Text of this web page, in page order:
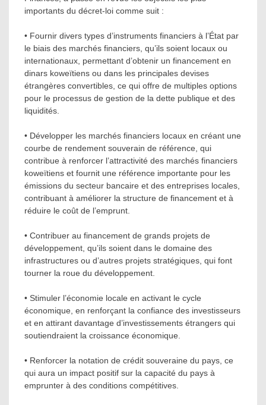
importants du décret-loi comme suit :
• Fournir divers types d’instruments financiers à l’État par
le biais des marchés financiers, qu’ils soient locaux ou
internationaux, permettant d’obtenir un financement en
dinars koweïtiens ou dans les principales devises
étrangères convertibles, ce qui offre de multiples options
pour le processus de gestion de la dette publique et des
liquidités.
• Développer les marchés financiers locaux en créant une
courbe de rendement souverain de référence, qui
contribue à renforcer l’attractivité des marchés financiers
koweïtiens et fournit une référence importante pour les
émissions du secteur bancaire et des entreprises locales,
contribuant à améliorer la structure de financement et à
réduire le coût de l’emprunt.
• Contribuer au financement de grands projets de
développement, qu’ils soient dans le domaine des
infrastructures ou d’autres projets stratégiques, qui font
tourner la roue du développement.
• Stimuler l’économie locale en activant le cycle
économique, en renforçant la confiance des investisseurs
et en attirant davantage d’investissements étrangers qui
soutiendraient la croissance économique.
• Renforcer la notation de crédit souveraine du pays, ce
qui aura un impact positif sur la capacité du pays à
emprunter à des conditions compétitives.